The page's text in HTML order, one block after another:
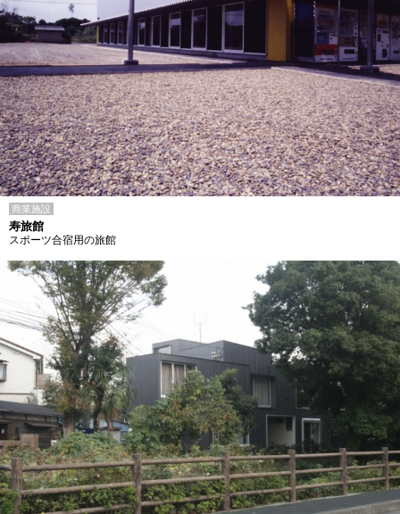
商業施設
寿旅館
スポーツ合宿用の旅館